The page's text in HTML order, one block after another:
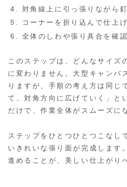
対角線上に引っ張りながら
コーナーを折り込んで仕上
全体のしわや張り具合を確
このステップは、どんなサイズ
に変わりません。大型キャンバ
りますが、手順の考え方は同じ
て、対角方向に広げていく」と
だけで、作業全体がスムーズに
ステップをひとつひとつこなし
いきれいな張り面が完成します
進めることが、美しい仕上がり